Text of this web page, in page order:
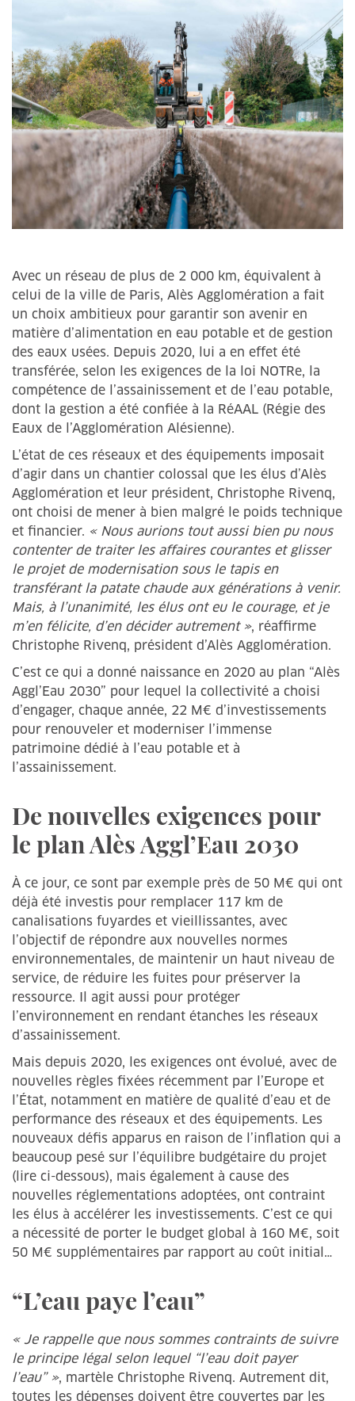
Avec un réseau de plus de 2 000 km, équivalent à
celui de la ville de Paris, Alès Agglomération a fait
un choix ambitieux pour garantir son avenir en
matière d’alimentation en eau potable et de gestion
des eaux usées. Depuis 2020, lui a en effet été
transférée, selon les exigences de la loi NOTRe, la
compétence de l’assainissement et de l’eau potable,
dont la gestion a été confiée à la RéAAL (Régie des
Eaux de l’Agglomération Alésienne).
L’état de ces réseaux et des équipements imposait
d’agir dans un chantier colossal que les élus d’Alès
Agglomération et leur président, Christophe Rivenq,
ont choisi de mener à bien malgré le poids technique
et financier. « Nous aurions tout aussi bien pu nous
contenter de traiter les affaires courantes et glisser
le projet de modernisation sous le tapis en
transférant la patate chaude aux générations à venir.
Mais, à l’unanimité, les élus ont eu le courage, et je
m’en félicite, d’en décider autrement », réaffirme
Christophe Rivenq, président d’Alès Agglomération.
C’est ce qui a donné naissance en 2020 au plan “Alès
Aggl’Eau 2030” pour lequel la collectivité a choisi
d’engager, chaque année, 22 M€ d’investissements
pour renouveler et moderniser l’immense
patrimoine dédié à l’eau potable et à
l’assainissement.
De nouvelles exigences pour
le plan Alès Aggl’Eau 2030
À ce jour, ce sont par exemple près de 50 M€ qui ont
déjà été investis pour remplacer 117 km de
canalisations fuyardes et vieillissantes, avec
l’objectif de répondre aux nouvelles normes
environnementales, de maintenir un haut niveau de
service, de réduire les fuites pour préserver la
ressource. Il agit aussi pour protéger
l’environnement en rendant étanches les réseaux
d’assainissement.
Mais depuis 2020, les exigences ont évolué, avec de
nouvelles règles fixées récemment par l’Europe et
l’État, notamment en matière de qualité d’eau et de
performance des réseaux et des équipements. Les
nouveaux défis apparus en raison de l’inflation qui a
beaucoup pesé sur l’équilibre budgétaire du projet
(lire ci-dessous), mais également à cause des
nouvelles réglementations adoptées, ont contraint
les élus à accélérer les investissements. C’est ce qui
a nécessité de porter le budget global à 160 M€, soit
50 M€ supplémentaires par rapport au coût initial…
“L’eau paye l’eau”
« Je rappelle que nous sommes contraints de suivre
le principe légal selon lequel “l’eau doit payer
l’eau” », martèle Christophe Rivenq. Autrement dit,
toutes les dépenses doivent être couvertes par les